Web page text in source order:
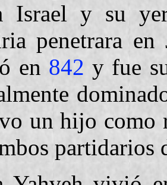
Israel y su
penetrara en
en 842 y fue
un hijo